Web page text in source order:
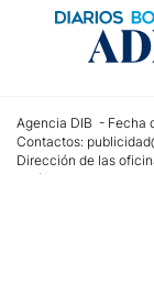
Agencia DIB - Fecha
Contactos:
Dirección de las
Teléfono: